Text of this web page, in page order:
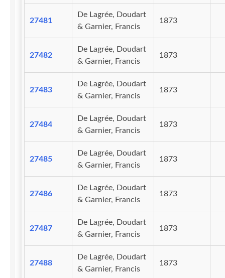
27481
De Lagrée, Doudart
& Garnier, Francis
1873
27482
De Lagrée, Doudart
& Garnier, Francis
1873
27483
De Lagrée, Doudart
& Garnier, Francis
1873
27484
De Lagrée, Doudart
& Garnier, Francis
1873
27485
De Lagrée, Doudart
& Garnier, Francis
1873
27486
De Lagrée, Doudart
& Garnier, Francis
1873
27487
De Lagrée, Doudart
& Garnier, Francis
1873
27488
De Lagrée, Doudart
& Garnier, Francis
1873